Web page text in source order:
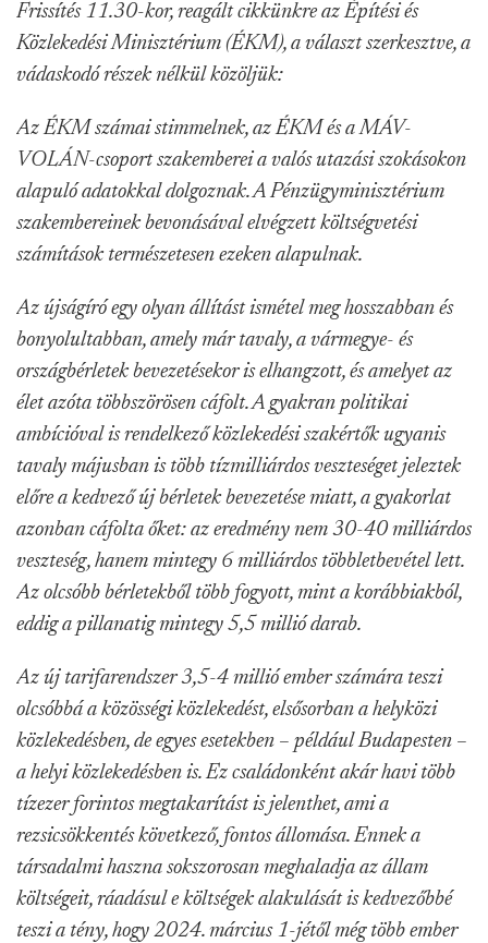
Frissítés 11.30-kor, reagált cikkünkre az Építési és
Közlekedési Minisztérium (ÉKM), a választ szerkesztve, a
vádaskodó részek nélkül közöljük:
Az ÉKM számai stimmelnek, az ÉKM és a MÁV-
VOLÁN-csoport szakemberei a valós utazási szokásokon
alapuló adatokkal dolgoznak. A Pénzügyminisztérium
szakembereinek bevonásával elvégzett költségvetési
számítások természetesen ezeken alapulnak.
Az újságíró egy olyan állítást ismétel meg hosszabban és
bonyolultabban, amely már tavaly, a vármegye- és
országbérletek bevezetésekor is elhangzott, és amelyet az
élet azóta többszörösen cáfolt. A gyakran politikai
ambícióval is rendelkező közlekedési szakértők ugyanis
tavaly májusban is több tízmilliárdos veszteséget jeleztek
előre a kedvező új bérletek bevezetése miatt, a gyakorlat
azonban cáfolta őket: az eredmény nem 30-40 milliárdos
veszteség, hanem mintegy 6 milliárdos többletbevétel lett.
Az olcsóbb bérletekből több fogyott, mint a korábbiakból,
eddig a pillanatig mintegy 5,5 millió darab.
Az új tarifarendszer 3,5-4 millió ember számára teszi
olcsóbbá a közösségi közlekedést, elsősorban a helyközi
közlekedésben, de egyes esetekben – például Budapesten –
a helyi közlekedésben is. Ez családonként akár havi több
tízezer forintos megtakarítást is jelenthet, ami a
rezsicsökkentés következő, fontos állomása. Ennek a
társadalmi haszna sokszorosan meghaladja az állam
költségeit, ráadásul e költségek alakulását is kedvezőbbé
teszi a tény, hogy 2024. március 1-jétől még több ember